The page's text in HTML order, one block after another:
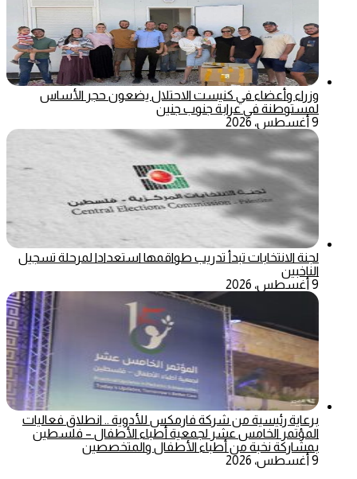
وزراء وأعضاء في كنيست الاحتلال يضعون حجر الأساس
لمستوطنة في عرابة جنوب جنين
9 أغسطس، 2026
لجنة الانتخابات تبدأ تدريب طواقمها استعدادا لمرحلة تسجيل
الناخبين
9 أغسطس، 2026
برعاية رئيسية من شركة فارمكس للأدوية .. انطلاق فعاليات
المؤتمر الخامس عشر لجمعية أطباء الأطفال – فلسطين
بمشاركة نخبة من أطباء الأطفال والمتخصصين
9 أغسطس، 2026